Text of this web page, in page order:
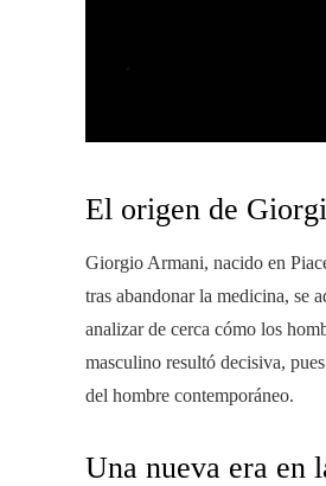
El origen de
Giorgio Armani, nacido en
tras abandonar la medicina, se
analizar de cerca cómo los
masculino resultó decisiva,
del hombre contemporáneo.
Una nueva era en